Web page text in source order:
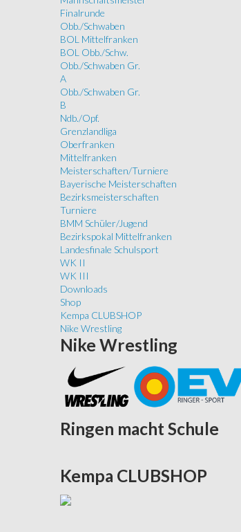
Finalrunde
Obb./Schwaben
BOL Mittelfranken
BOL Obb./Schw.
Obb./Schwaben Gr.
A
Obb./Schwaben Gr.
B
Ndb./Opf.
Grenzlandliga
Oberfranken
Mittelfranken
Meisterschaften/Turniere
Bayerische Meisterschaften
Bezirksmeisterschaften
Turniere
BMM Schüler/Jugend
Bezirkspokal Mittelfranken
Landesfinale Schulsport
WK II
WK III
Downloads
Shop
Kempa CLUBSHOP
Nike Wrestling
Nike Wrestling
Ringen macht Schule
Kempa CLUBSHOP